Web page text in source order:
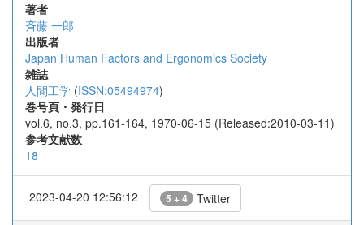
著者
斉藤 一郎
出版者
Japan Human Factors and Ergonomics Society
雑誌
人間工学 (ISSN:05494974)
巻号頁・発行日
vol.6, no.3, pp.161-164, 1970-06-15 (Released:2010-03-11)
参考文献数
18
2023-04-20 12:56:12 5 + 4 Twitter